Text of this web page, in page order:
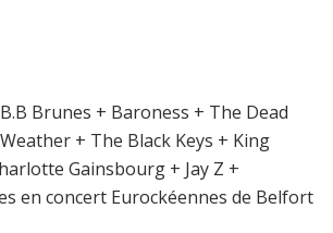
B.B Brunes + Baroness + The Dead
Weather + The Black Keys + King
Gainsbourg + Jay Z +
en concert Eurockéennes de Belfort